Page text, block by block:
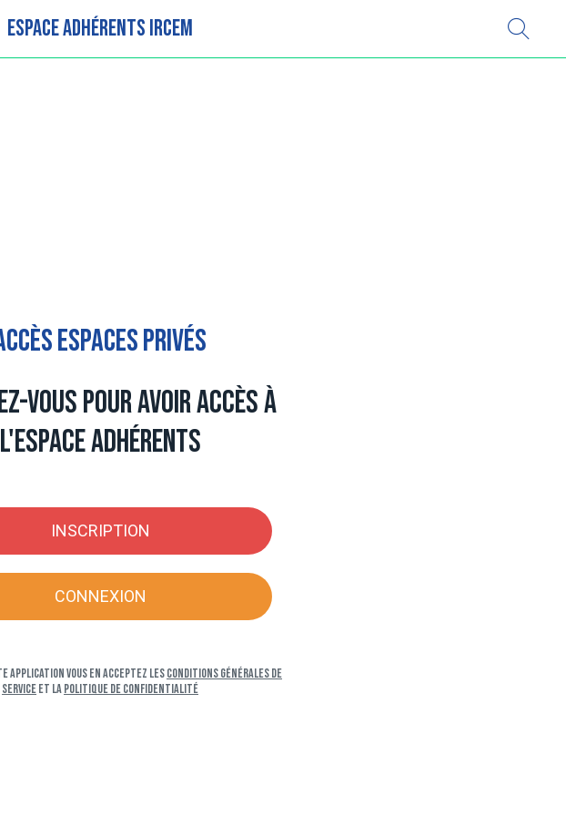
Espace adhérents IRCEM
espaces privés
vous pour avoir accès à
l'espace adhérents
INSCRIPTION
CONNEXION
vous en acceptez lesConditions générales de
serviceet laPolitique de confidentialité